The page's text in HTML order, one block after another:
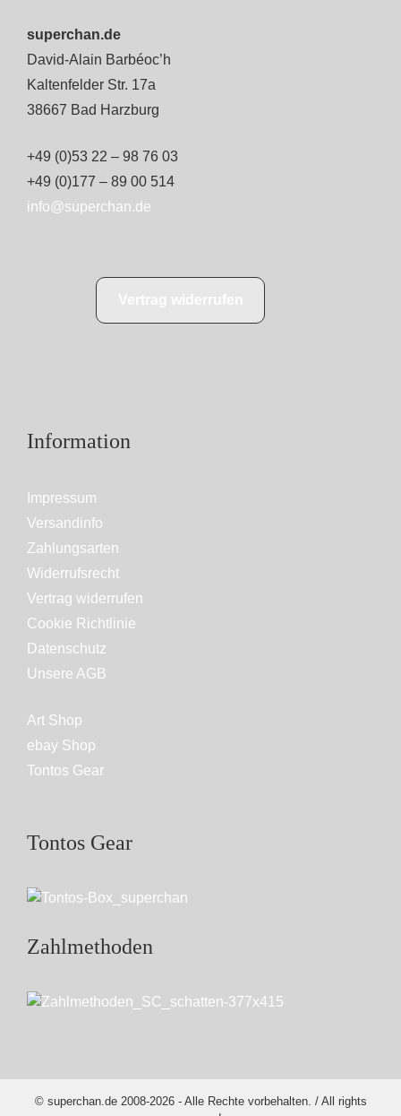
superchan.de
David-Alain Barbéoc’h
Kaltenfelder Str. 17a
38667 Bad Harzburg
+49 (0)53 22 – 98 76 03
+49 (0)177 – 89 00 514
info@superchan.de
Information
Impressum
Versandinfo
Zahlungsarten
Widerrufsrecht
Vertrag widerrufen
Cookie Richtlinie
Datenschutz
Unsere AGB
Art Shop
ebay Shop
Tontos Gear
Tontos Gear
Zahlmethoden
© superchan.de 2008-2026 - Alle Rechte vorbehalten. / All rights